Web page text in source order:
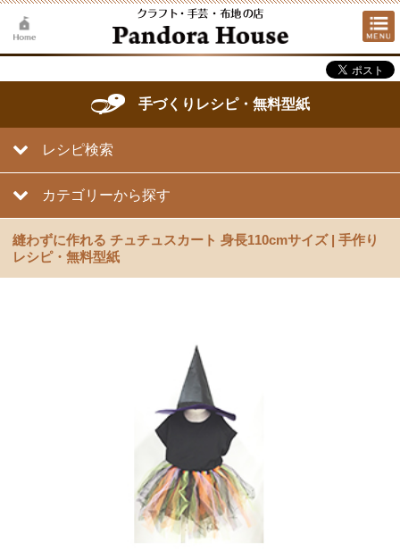
手づくりレシピ・無料型紙
レシピ検索
カテゴリーから探す
縫わずに作れる チュチュスカート 身長110cmサイズ | 手作り
レシピ・無料型紙